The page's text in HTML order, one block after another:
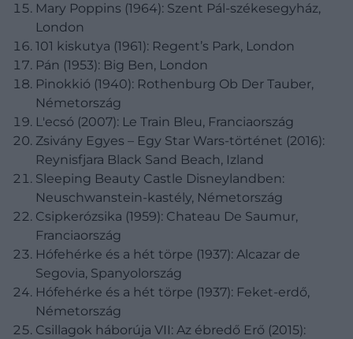
Mary Poppins (1964): Szent Pál-székesegyház,
London
101 kiskutya (1961): Regent’s Park, London
Pán (1953): Big Ben, London
Pinokkió (1940): Rothenburg Ob Der Tauber,
Németország
L'ecsó (2007): Le Train Bleu, Franciaország
Zsivány Egyes – Egy Star Wars-történet (2016):
Reynisfjara Black Sand Beach, Izland
Sleeping Beauty Castle Disneylandben:
Neuschwanstein-kastély, Németország
Csipkerózsika (1959): Chateau De Saumur,
Franciaország
Hófehérke és a hét törpe (1937): Alcazar de
Segovia, Spanyolország
Hófehérke és a hét törpe (1937): Feket-erdő,
Németország
Csillagok háborúja VII: Az ébredő Erő (2015):